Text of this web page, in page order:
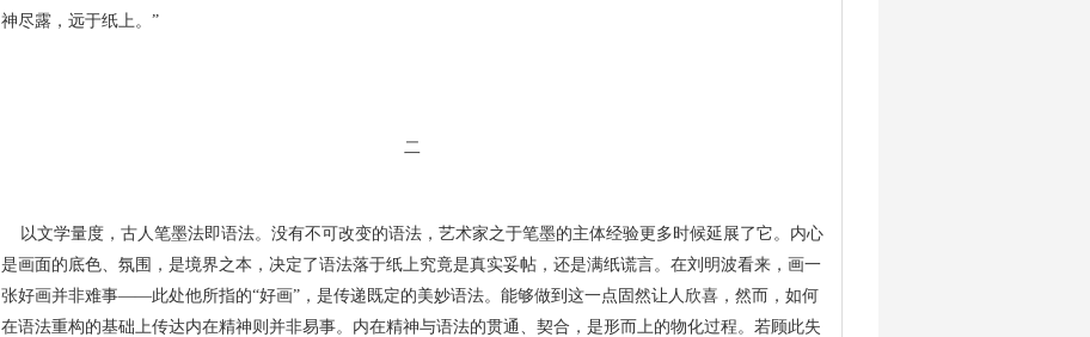
神尽露，远于纸上。”
二
以文学量度，古人笔墨法即语法。没有不可改变的语法，艺术家之于笔墨的主体经验更多时候延展了它。内心
是画面的底色、氛围，是境界之本，决定了语法落于纸上究竟是真实妥帖，还是满纸谎言。在刘明波看来，画一
张好画并非难事——此处他所指的“好画”，是传递既定的美妙语法。能够做到这一点固然让人欣喜，然而，如何
在语法重构的基础上传达内在精神则并非易事。内在精神与语法的贯通、契合，是形而上的物化过程。若顾此失